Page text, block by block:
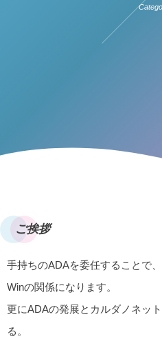
ご挨拶
手持ちのADAを委任することで
Winの関係になります。
更にADAの発展とカルダノネッ
る。